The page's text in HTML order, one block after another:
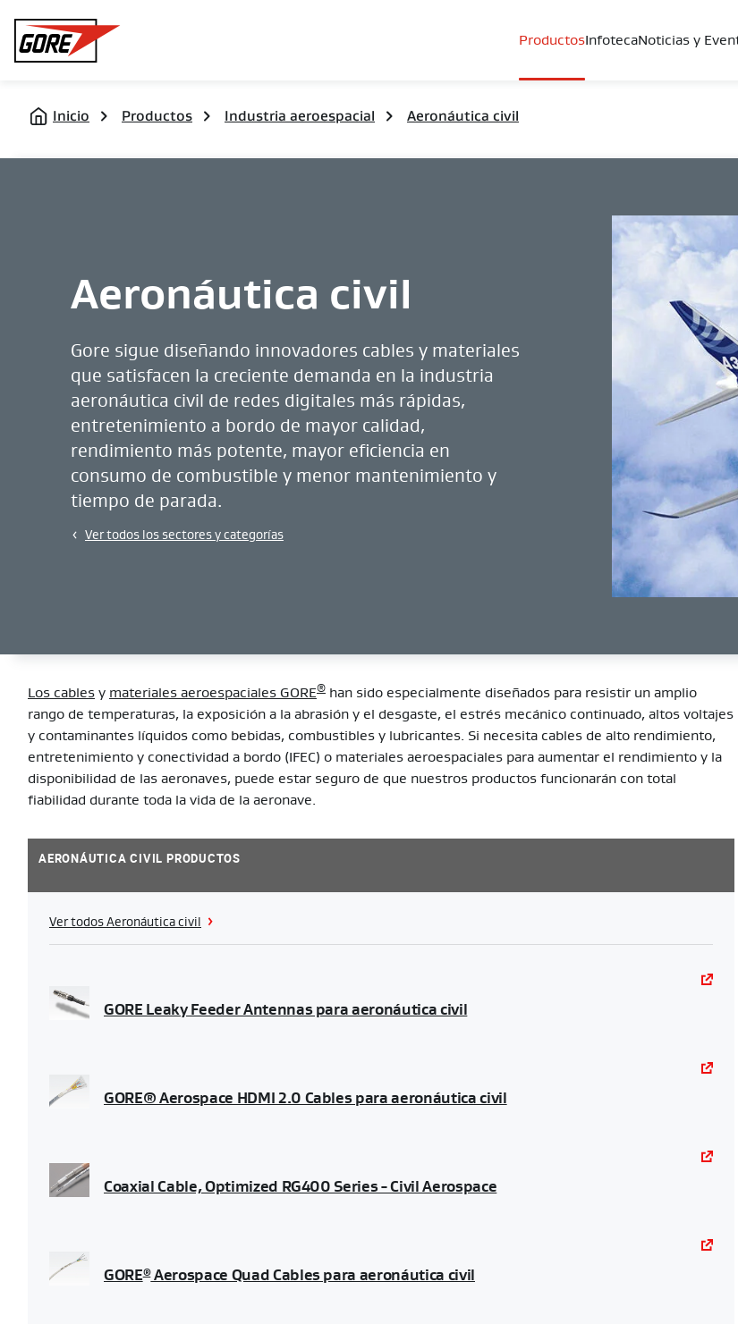
Gore
ProductosInfotecaNoticias y
Inicio Productos Industria aeroespacial Aeronáutica civil
Aeronáutica civil
Gore sigue diseñando innovadores cables y materiales
que satisfacen la creciente demanda en la industria
aeronáutica civil de redes digitales más rápidas,
entretenimiento a bordo de mayor calidad,
rendimiento más potente, mayor eficiencia en
consumo de combustible y menor mantenimiento y
tiempo de parada.
Ver todos los sectores y categorías
Los cables y materiales aeroespaciales GORE® han sido especialmente diseñados para resistir un amplio
rango de temperaturas, la exposición a la abrasión y el desgaste, el estrés mecánico continuado, altos voltajes
y contaminantes líquidos como bebidas, combustibles y lubricantes. Si necesita cables de alto rendimiento,
entretenimiento y conectividad a bordo (IFEC) o materiales aeroespaciales para aumentar el rendimiento y la
disponibilidad de las aeronaves, puede estar seguro de que nuestros productos funcionarán con total
fiabilidad durante toda la vida de la aeronave.
AERONÁUTICA CIVIL PRODUCTOS
Ver todos Aeronáutica civil
GORE Leaky Feeder Antennas para aeronáutica civil
GORE® Aerospace HDMI 2.0 Cables para aeronáutica civil
Coaxial Cable, Optimized RG400 Series - Civil Aerospace
GORE®Aerospace Quad Cables para aeronáutica civil